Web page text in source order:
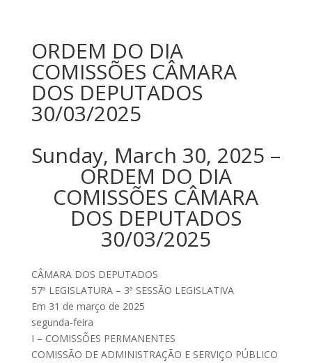
ORDEM DO DIA
COMISSÕES CÂMARA
DOS DEPUTADOS
30/03/2025
Sunday, March 30, 2025 –
ORDEM DO DIA
COMISSÕES CÂMARA
DOS DEPUTADOS
30/03/2025
CÂMARA DOS DEPUTADOS
57ª LEGISLATURA – 3ª SESSÃO LEGISLATIVA
Em 31 de março de 2025
segunda-feira
I – COMISSÕES PERMANENTES
COMISSÃO DE ADMINISTRAÇÃO E SERVIÇO PÚBLICO